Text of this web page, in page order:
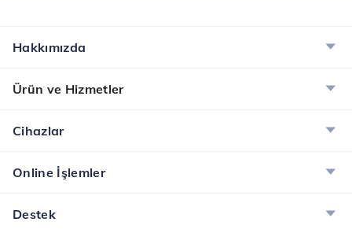
Hakkımızda
Ürün ve Hizmetler
Cihazlar
Online İşlemler
Destek